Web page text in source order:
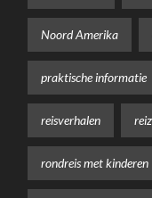
Noord Amerika
praktische informatie
reisverhalen
rondreis met kinderen